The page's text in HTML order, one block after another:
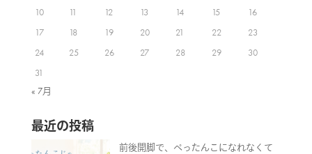
10
11 12 13 14 15
16
17
18 19 20 21 22
23
24
25 26 27 28 29
30
31
« 7月
最近の投稿
前後開脚で、ぺったんこになれなくて